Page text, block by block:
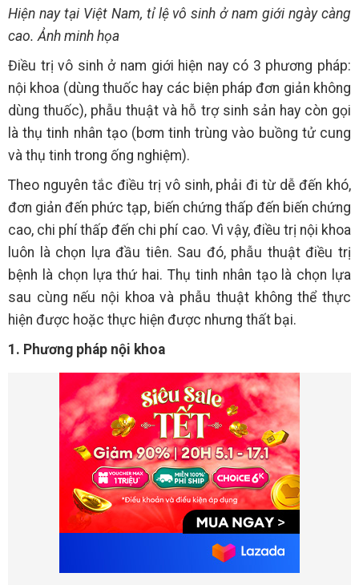
Hiện nay tại Việt Nam, tỉ lệ vô sinh ở nam giới ngày càng
cao. Ảnh minh họa
Điều trị vô sinh ở nam giới hiện nay có 3 phương pháp:
nội khoa (dùng thuốc hay các biện pháp đơn giản không
dùng thuốc), phẫu thuật và hỗ trợ sinh sản hay còn gọi
là thụ tinh nhân tạo (bơm tinh trùng vào buồng tử cung
và thụ tinh trong ống nghiệm).
Theo nguyên tắc điều trị vô sinh, phải đi từ dễ đến khó,
đơn giản đến phức tạp, biến chứng thấp đến biến chứng
cao, chi phí thấp đến chi phí cao. Vì vậy, điều trị nội khoa
luôn là chọn lựa đầu tiên. Sau đó, phẫu thuật điều trị
bệnh là chọn lựa thứ hai. Thụ tinh nhân tạo là chọn lựa
sau cùng nếu nội khoa và phẫu thuật không thể thực
hiện được hoặc thực hiện được nhưng thất bại.
1. Phương pháp nội khoa